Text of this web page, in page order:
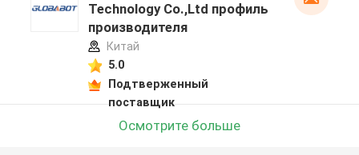
Technology Co.,Ltd профиль
производителя
Китай
5.0
Подтверженный
поставщик
Осмотрите больше